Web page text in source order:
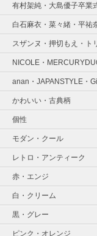
有村架純・大島優子卒業
白石麻衣・菜々緒・平祐
スザンヌ・押切もえ・ト
NICOLE・
anan・JAPANSTYLE・
かわいい・古典柄
個性
モダン・クール
レトロ・アンティーク
赤・エンジ
白・クリーム
黒・グレー
ピンク・オレンジ